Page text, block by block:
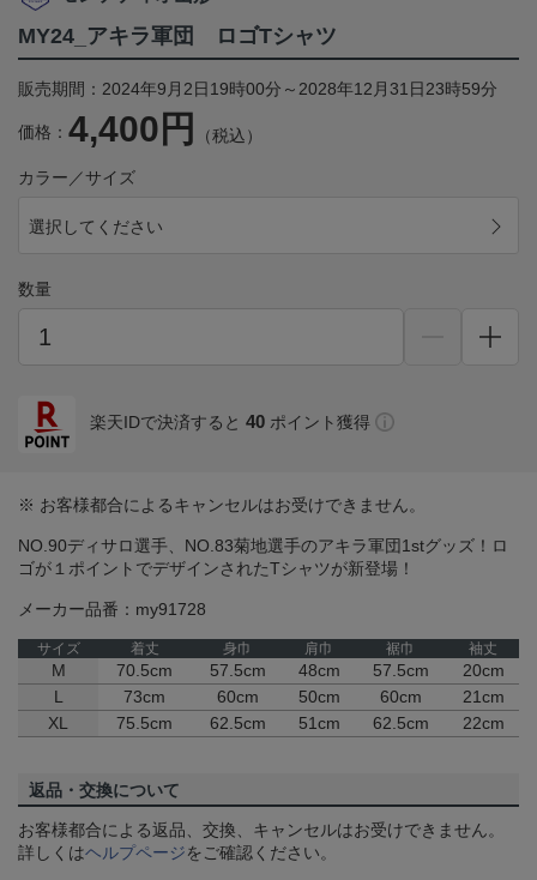
MY24_アキラ軍団 ロゴTシャツ
販売期間：2024年9月2日19時00分～2028年12月31日23時59分
価格： 4,400円 （税込）
カラー／サイズ
選択してください
数量
楽天IDで決済すると 40 ポイント獲得
※ お客様都合によるキャンセルはお受けできません。
NO.90ディサロ選手、NO.83菊地選手のアキラ軍団1stグッズ！ロ
ゴが１ポイントでデザインされたTシャツが新登場！
メーカー品番：my91728
サイズ 着丈 身巾 肩巾 裾巾 袖丈
M 70.5cm 57.5cm 48cm 57.5cm
20cm
L
73cm 60cm 50cm 60cm
21cm
XL
75.5cm 62.5cm 51cm 62.5cm 22cm
返品・交換について
お客様都合による返品、交換、キャンセルはお受けできません。
詳しくはヘルプページをご確認ください。